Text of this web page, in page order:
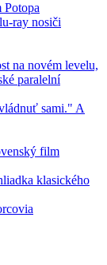
Potopa
ray nosiči
na novém levelu,
paralelní
sami." A
film
klasického